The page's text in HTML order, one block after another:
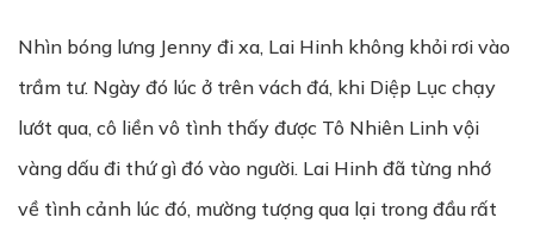
Nhìn bóng lưng Jenny đi xa, Lai Hinh không khỏi rơi vào
trầm tư. Ngày đó lúc ở trên vách đá, khi Diệp Lục chạy
lướt qua, cô liền vô tình thấy được Tô Nhiên Linh vội
vàng dấu đi thứ gì đó vào người. Lai Hinh đã từng nhớ
về tình cảnh lúc đó, mường tượng qua lại trong đầu rất